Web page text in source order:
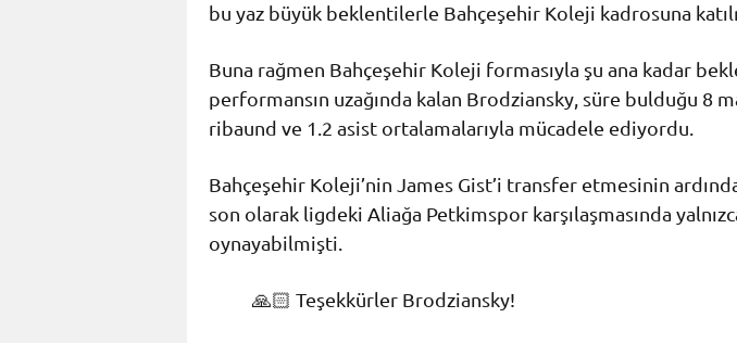
bu yaz büyük beklentilerle Bahçeşehir Koleji kadrosuna
Buna rağmen Bahçeşehir Koleji formasıyla şu ana kadar
performansın uzağında kalan Brodziansky, süre bulduğu 8
ribaund ve 1.2 asist ortalamalarıyla mücadele ediyordu.
Bahçeşehir Koleji’nin James Gist’i transfer etmesinin
son olarak ligdeki Aliağa Petkimspor karşılaşmasında
oynayabilmişti.
🙏🏻 Teşekkürler Brodziansky!